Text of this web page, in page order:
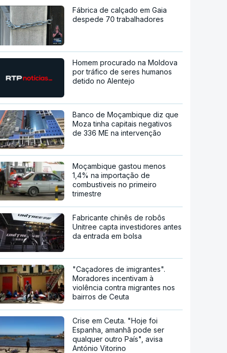
Fábrica de calçado em Gaia
despede 70 trabalhadores
Homem procurado na Moldova
por tráfico de seres humanos
detido no Alentejo
Banco de Moçambique diz que
Moza tinha capitais negativos
de 336 ME na intervenção
Moçambique gastou menos
1,4% na importação de
combustiveis no primeiro
trimestre
Fabricante chinês de robôs
Unitree capta investidores antes
da entrada em bolsa
"Caçadores de imigrantes".
Moradores incentivam à
violência contra migrantes nos
bairros de Ceuta
Crise em Ceuta. "Hoje foi
Espanha, amanhã pode ser
qualquer outro País", avisa
António Vitorino